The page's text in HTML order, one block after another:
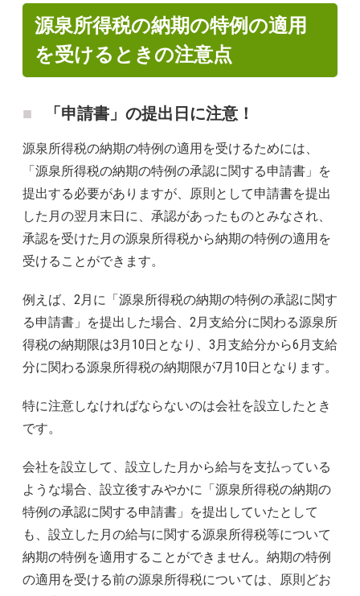
源泉所得税の納期の特例の適用
を受けるときの注意点
「申請書」の提出日に注意！
源泉所得税の納期の特例の適用を受けるためには、
「源泉所得税の納期の特例の承認に関する申請書」を
提出する必要がありますが、原則として申請書を提出
した月の翌月末日に、承認があったものとみなされ、
承認を受けた月の源泉所得税から納期の特例の適用を
受けることができます。
例えば、2月に「源泉所得税の納期の特例の承認に関す
る申請書」を提出した場合、2月支給分に関わる源泉所
得税の納期限は3月10日となり、3月支給分から6月支給
分に関わる源泉所得税の納期限が7月10日となります。
特に注意しなければならないのは会社を設立したとき
です。
会社を設立して、設立した月から給与を支払っている
ような場合、設立後すみやかに「源泉所得税の納期の
特例の承認に関する申請書」を提出していたとして
も、設立した月の給与に関する源泉所得税等について
納期の特例を適用することができません。納期の特例
の適用を受ける前の源泉所得税については、原則どお